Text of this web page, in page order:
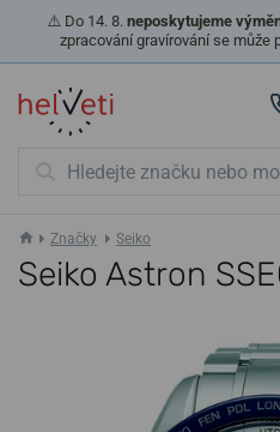
⚠️ Do 14. 8. neposkytujeme
zpracování gravírování se může
Značky Seiko
Seiko Astron